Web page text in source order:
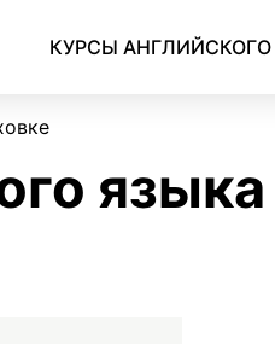
КУРСЫ АНГЛИЙСКОГО